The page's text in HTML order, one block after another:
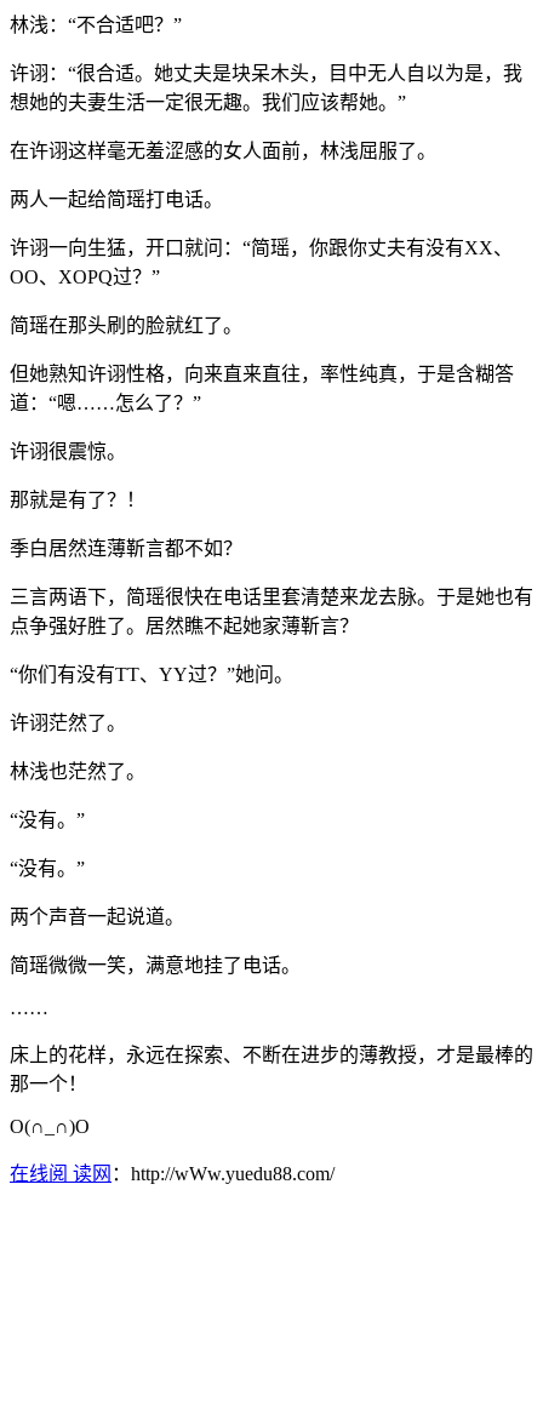
林浅：“不合适吧？”
许诩：“很合适。她丈夫是块呆木头，目中无人自以为是，我
想她的夫妻生活一定很无趣。我们应该帮她。”
在许诩这样毫无羞涩感的女人面前，林浅屈服了。
两人一起给简瑶打电话。
许诩一向生猛，开口就问：“简瑶，你跟你丈夫有没有XX、
OO、XOPQ过？”
简瑶在那头刷的脸就红了。
但她熟知许诩性格，向来直来直往，率性纯真，于是含糊答
道：“嗯……怎么了？”
许诩很震惊。
那就是有了？！
季白居然连薄靳言都不如？
三言两语下，简瑶很快在电话里套清楚来龙去脉。于是她也有
点争强好胜了。居然瞧不起她家薄靳言？
“你们有没有TT、YY过？”她问。
许诩茫然了。
林浅也茫然了。
“没有。”
“没有。”
两个声音一起说道。
简瑶微微一笑，满意地挂了电话。
……
床上的花样，永远在探索、不断在进步的薄教授，才是最棒的
那一个！
O(∩_∩)O
在线阅 读网 ：http://wWw.yuedu88.com/